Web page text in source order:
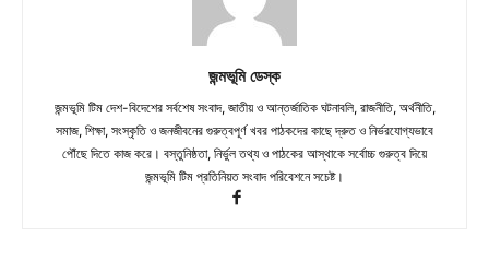
জন্মভূমি ডেস্ক
জন্মভূমি টিম দেশ-বিদেশের সর্বশেষ সংবাদ, জাতীয় ও আন্তর্জাতিক ঘটনাবলি, রাজনীতি, অর্থনীতি,
সমাজ, শিক্ষা, সংস্কৃতি ও জনজীবনের গুরুত্বপূর্ণ খবর পাঠকদের কাছে দ্রুত ও নির্ভরযোগ্যভাবে
পৌঁছে দিতে কাজ করে। বস্তুনিষ্ঠতা, নির্ভুল তথ্য ও পাঠকের আস্থাকে সর্বোচ্চ গুরুত্ব দিয়ে
জন্মভূমি টিম প্রতিনিয়ত সংবাদ পরিবেশনে সচেষ্ট।